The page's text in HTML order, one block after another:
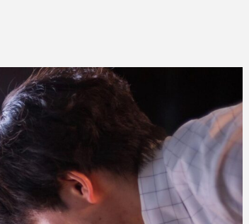
『プラダを着た悪魔』
ロケ地ガイド｜NY・パ
リの撮影地、見れる場
所、聖地巡礼のコツ
2026.01.31